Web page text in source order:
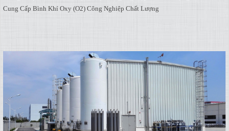
Cung Cấp Bình Khí Oxy (O2) Công Nghiệp Chất Lượng